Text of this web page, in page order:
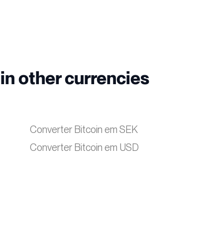
other currencies
Converter Bitcoin em SEK
Converter Bitcoin em USD